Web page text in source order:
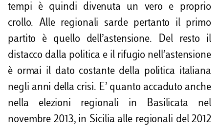
tempi è quindi divenuta un vero e proprio
crollo. Alle regionali sarde pertanto il primo
partito è quello dell’astensione. Del resto il
distacco dalla politica e il rifugio nell’astensione
è ormai il dato costante della politica italiana
negli anni della crisi. E’ quanto accaduto anche
nella elezioni regionali in Basilicata nel
novembre 2013, in Sicilia alle regionali del 2012